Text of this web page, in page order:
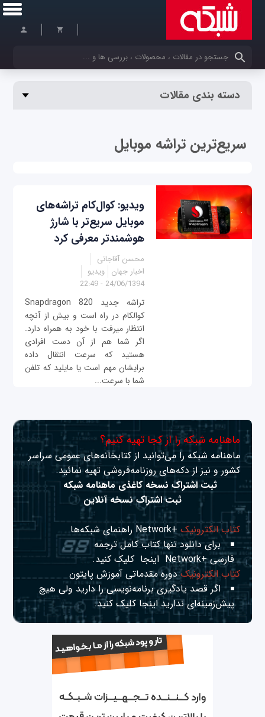
کلمات کلیدی خود را وارد کنید
دسته بندی مقالات
سریع‌ترین تراشه موبایل
ویدیو: کوال‌کام تراشه‌های
موبایل سریع‌تر با شارژ
هوشمندتر معرفی کرد
محسن آقاجانی
اخبار جهان ویدیو
24/06/1394 - 22:49
تراشه جدید Snapdragon 820
کوال‎کام در راه است و بیش از آنچه
انتظار می‎رفت با خود به همراه دارد.
اگر شما هم از آن دست افرادی
هستید که سرعت انتقال داده
برایشان مهم است یا مایلید که تلفن
شما با سرعت...
ماهنامه شبکه را از کجا تهیه کنیم؟
ماهنامه شبکه را می‌توانید از کتابخانه‌های عمومی سراسر
کشور و نیز از دکه‌های روزنامه‌فروشی تهیه نمائید.
ثبت اشتراک نسخه کاغذی ماهنامه شبکه
ثبت اشتراک نسخه آنلاین
کتاب الکترونیک+Network راهنمای شبکه‌ها
برای دانلود تنها کتاب کامل ترجمه
فارسی +Network
اینجا کلیک کنید.
کتاب الکترونیکدوره مقدماتی آموزش پایتون
اگر قصد یادگیری برنامه‌نویسی را دارید ولی هیچ
پیش‌زمینه‌ای نداریداینجا کلیک کنید.